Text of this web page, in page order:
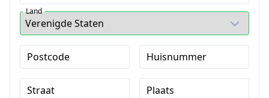
Land
Postcode Huisnummer
Straat Plaats